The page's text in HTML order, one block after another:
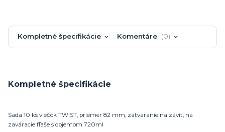
Kompletné špecifikácie Komentáre 0
Kompletné špecifikácie
Sada 10 ks viečok TWIST, priemer 82 mm, zatváranie na závit, na
zaváracie fľaše s objemom 720ml